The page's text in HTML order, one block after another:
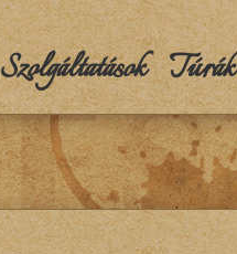
Szolgáltatások Túrák